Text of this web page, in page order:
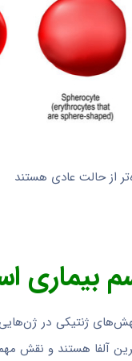
از حالت عادی هستند
بیماری
ژنتیکی در